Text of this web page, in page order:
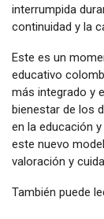
interrumpida
continuidad y la
Este es un
educativo
más integrado y
bienestar de los
en la educación
este nuevo
valoración y
También puede